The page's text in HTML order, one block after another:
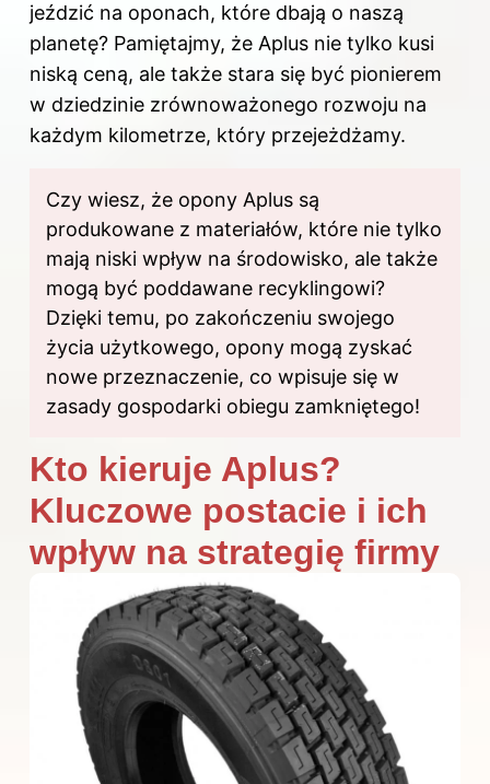
jeździć na oponach, które dbają o naszą
planetę? Pamiętajmy, że Aplus nie tylko kusi
niską ceną, ale także stara się być pionierem
w dziedzinie zrównoważonego rozwoju na
każdym kilometrze, który przejeżdżamy.
Czy wiesz, że opony Aplus są
produkowane z materiałów, które nie tylko
mają niski wpływ na środowisko, ale także
mogą być poddawane recyklingowi?
Dzięki temu, po zakończeniu swojego
życia użytkowego, opony mogą zyskać
nowe przeznaczenie, co wpisuje się w
zasady gospodarki obiegu zamkniętego!
Kto kieruje Aplus?
Kluczowe postacie i ich
wpływ na strategię firmy